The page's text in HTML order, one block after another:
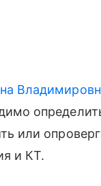
или
и КТ.